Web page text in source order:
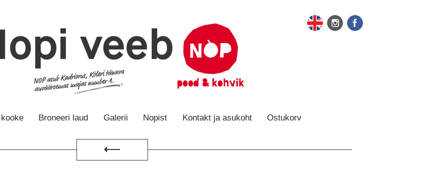
Broneeri laud Galerii Nopist Kontakt ja asukoht Ostukorv